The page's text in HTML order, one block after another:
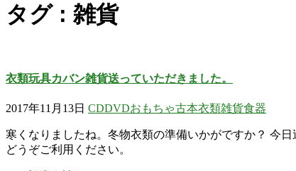
タグ : 雑貨
衣類玩具カバン雑貨送っていただきました。
2017年11月13日 CDDVDおもちゃ古本衣類雑貨食器
寒くなりましたね。冬物衣類の準備いかがですか？ 今
どうぞご利用ください。